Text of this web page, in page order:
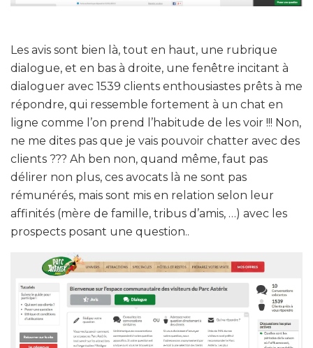
Les avis sont bien là, tout en haut, une rubrique
dialogue, et en bas à droite, une fenêtre incitant à
dialoguer avec 1539 clients enthousiastes prêts à me
répondre, qui ressemble fortement à un chat en
ligne comme l’on prend l’habitude de les voir !!! Non,
ne me dites pas que je vais pouvoir chatter avec des
clients ??? Ah ben non, quand même, faut pas
délirer non plus, ces avocats là ne sont pas
rémunérés, mais sont mis en relation selon leur
affinités (mère de famille, tribus d’amis, …) avec les
prospects posant une question..